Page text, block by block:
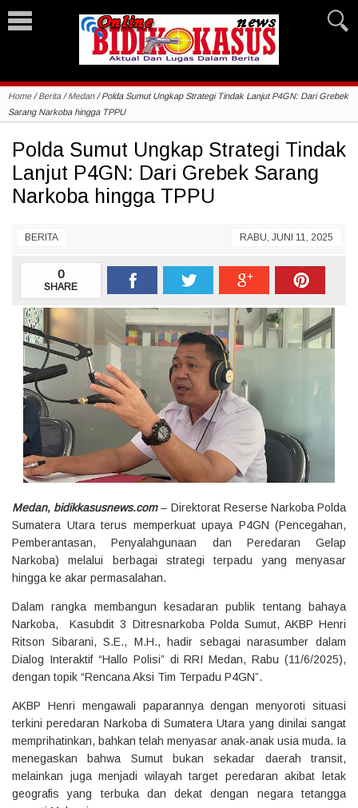
Home/Berita/Medan/Polda Sumut Ungkap Strategi Tindak Lanjut P4GN: Dari Grebek
Sarang Narkoba hingga TPPU
Polda Sumut Ungkap Strategi Tindak
Lanjut P4GN: Dari Grebek Sarang
Narkoba hingga TPPU
BERITA RABU, JUNI 11, 2025
0
SHARE
Medan, bidikkasusnews.com– Direktorat Reserse Narkoba Polda
Sumatera Utara terus memperkuat upaya P4GN (Pencegahan,
Pemberantasan, Penyalahgunaan dan Peredaran Gelap
Narkoba) melalui berbagai strategi terpadu yang menyasar
hingga ke akar permasalahan.
Dalam rangka membangun kesadaran publik tentang bahaya
Narkoba, Kasubdit 3 Ditresnarkoba Polda Sumut, AKBP Henri
Ritson Sibarani, S.E., M.H., hadir sebagai narasumber dalam
Dialog Interaktif “Hallo Polisi” di RRI Medan, Rabu (11/6/2025),
dengan topik “Rencana Aksi Tim Terpadu P4GN”.
AKBP Henri mengawali paparannya dengan menyoroti situasi
terkini peredaran Narkoba di Sumatera Utara yang dinilai sangat
memprihatinkan, bahkan telah menyasar anak-anak usia muda. Ia
menegaskan bahwa Sumut bukan sekadar daerah transit,
melainkan juga menjadi wilayah target peredaran akibat letak
geografis yang terbuka dan dekat dengan negara tetangga